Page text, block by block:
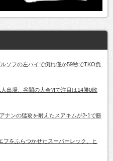
ソフの左ハイで倒れ僅か59秒でTKO負
出場、谷間の大会?!で注目は14勝0敗
ナンの猛攻を耐えたスアキムが2-1で勝
フをふらつかせたスーパーレック、ヒ